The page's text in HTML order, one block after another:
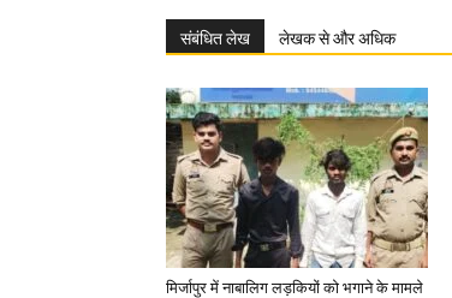
संबंधित लेख लेखक से और अधिक
मिर्जापुर में नाबालिग लड़कियों को भगाने के मामले